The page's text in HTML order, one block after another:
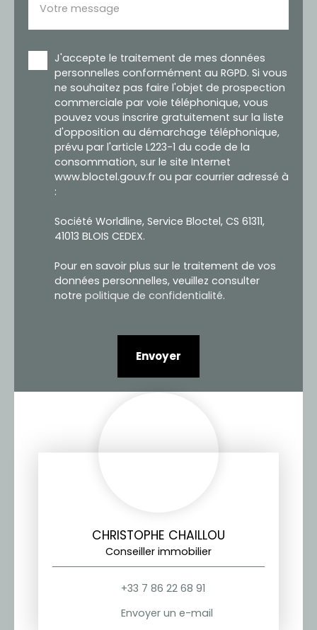
Votre message
J'accepte le traitement de mes données
personnelles conformément au RGPD. Si vous
ne souhaitez pas faire l'objet de prospection
commerciale par voie téléphonique, vous
pouvez vous inscrire gratuitement sur la liste
d'opposition au démarchage téléphonique,
prévu par l'article L223-1 du code de la
consommation, sur le site Internet
www.bloctel.gouv.fr ou par courrier adressé à
:
Société Worldline, Service Bloctel, CS 61311,
41013 BLOIS CEDEX.
Pour en savoir plus sur le traitement de vos
données personnelles, veuillez consulter
notre politique de confidentialité.
Envoyer
CHRISTOPHE CHAILLOU
Conseiller immobilier
+33 7 86 22 68 91
Envoyer un e-mail